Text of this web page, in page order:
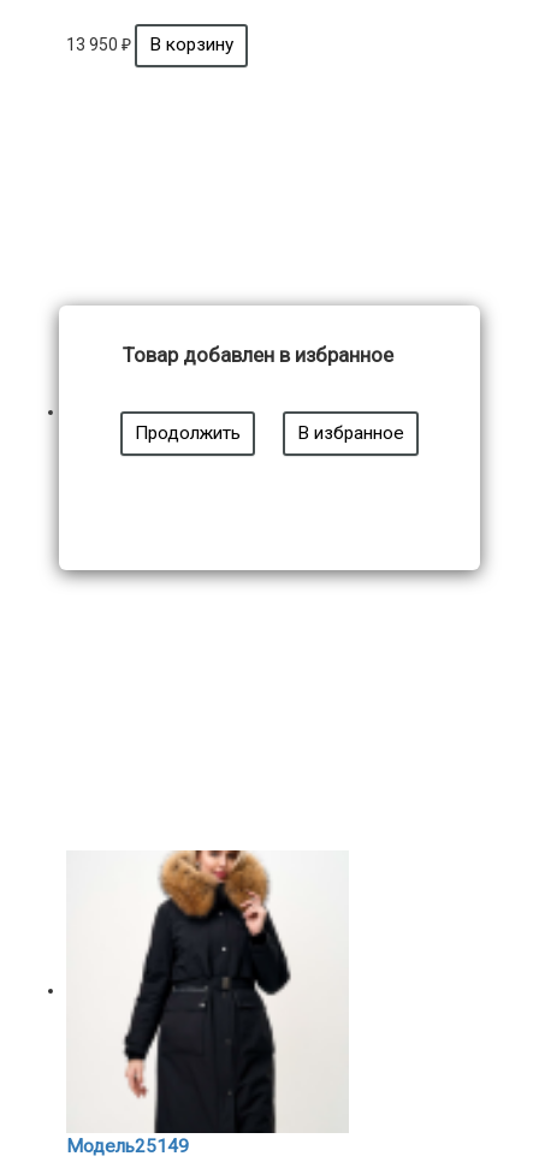
13 950 ₽
Модель 02-133-02
Модель25149
Товар добавлен в избранное
Продолжить В избранное